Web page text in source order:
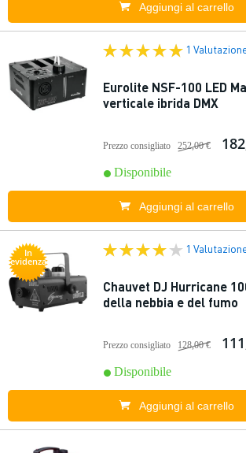
Aggiungi al carrello
1
Eurolite NSF-100 LED
verticale ibrida DMX
Prezzo consigliato 252,00 €
Disponibile
Aggiungi al carrello
In
evidenza
1
Chauvet DJ Hurricane
della nebbia e del fumo
Prezzo consigliato 128,00 €
Disponibile
Aggiungi al carrello